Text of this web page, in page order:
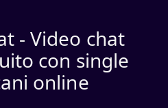
- Video chat
con single
online